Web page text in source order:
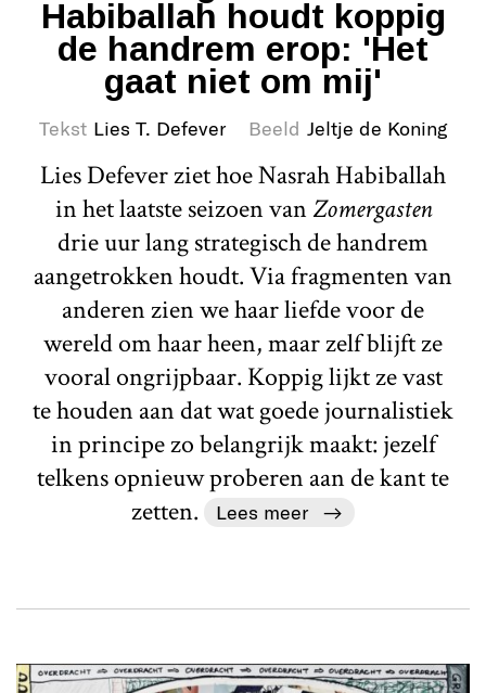
Habiballah houdt koppig
de handrem erop: 'Het
gaat niet om mij'
Tekst Lies T. Defever Beeld Jeltje de Koning
Lies Defever ziet hoe Nasrah Habiballah
in het laatste seizoen vanZomergasten
drie uur lang strategisch de handrem
aangetrokken houdt. Via fragmenten van
anderen zien we haar liefde voor de
wereld om haar heen, maar zelf blijft ze
vooral ongrijpbaar. Koppig lijkt ze vast
te houden aan dat wat goede journalistiek
in principe zo belangrijk maakt: jezelf
telkens opnieuw proberen aan de kant te
zetten.
Lees meer